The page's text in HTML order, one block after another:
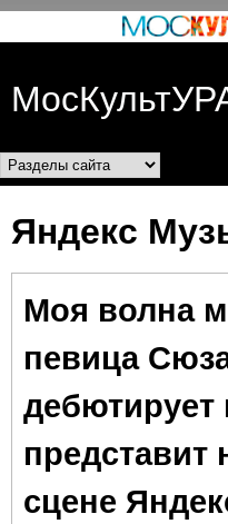
Разделы сайта
Яндекс
Моя волна
певица
дебютирует
представит
сцене